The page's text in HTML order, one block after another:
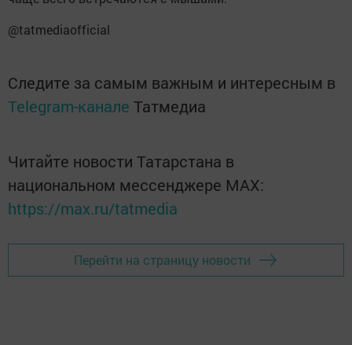
@tatmediaofficial
Следите за самым важным и интересным в
Telegram-канале Татмедиа
Читайте новости Татарстана в
национальном мессенджере MАХ:
https://max.ru/tatmedia
Перейти на страницу новости